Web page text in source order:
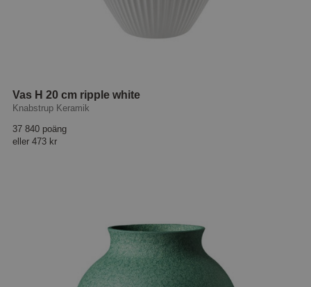
Vas H 20 cm ripple white
Knabstrup Keramik
37 840 poäng
eller 473 kr